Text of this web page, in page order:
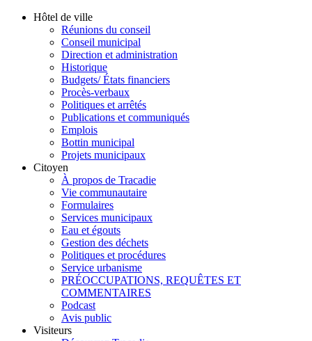
Hôtel de ville
Réunions du conseil
Conseil municipal
Direction et administration
Historique
Budgets/ États financiers
Procès-verbaux
Politiques et arrêtés
Publications et communiqués
Emplois
Bottin municipal
Projets municipaux
Citoyen
À propos de Tracadie
Vie communautaire
Formulaires
Services municipaux
Eau et égouts
Gestion des déchets
Politiques et procédures
Service urbanisme
PRÉOCCUPATIONS, REQUÊTES ET
COMMENTAIRES
Podcast
Avis public
Visiteurs